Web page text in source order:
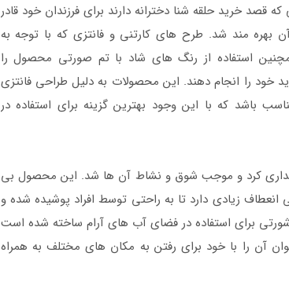
خرید حلقه شنا دخترانه دارند برای فرزندان خود قادر
مند شد. طرح های کارتنی و فانتزی که با توجه به
استفاده از رنگ های شاد با تم صورتی محصول را
خود را انجام دهند. این محصولات به دلیل طراحی فانتزی
باشد که با این وجود بهترین گزینه برای استفاده در
کرد و موجب شوق و نشاط آن ها شد. این محصول بی
زیادی دارد تا به راحتی توسط افراد پوشیده شده و
برای استفاده در فضای آب های آرام ساخته شده است
آن را با خود برای رفتن به مکان های مختلف به همراه